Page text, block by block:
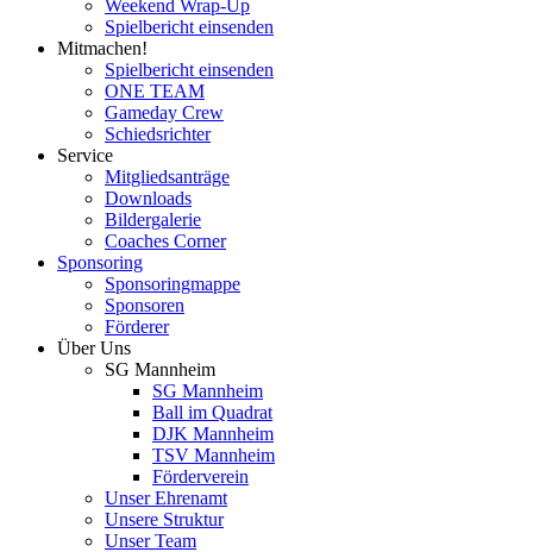
Weekend Wrap-Up
Spielbericht einsenden
Mitmachen!
Spielbericht einsenden
ONE TEAM
Gameday Crew
Schiedsrichter
Service
Mitgliedsanträge
Downloads
Bildergalerie
Coaches Corner
Sponsoring
Sponsoringmappe
Sponsoren
Förderer
Über Uns
SG Mannheim
SG Mannheim
Ball im Quadrat
DJK Mannheim
TSV Mannheim
Förderverein
Unser Ehrenamt
Unsere Struktur
Unser Team